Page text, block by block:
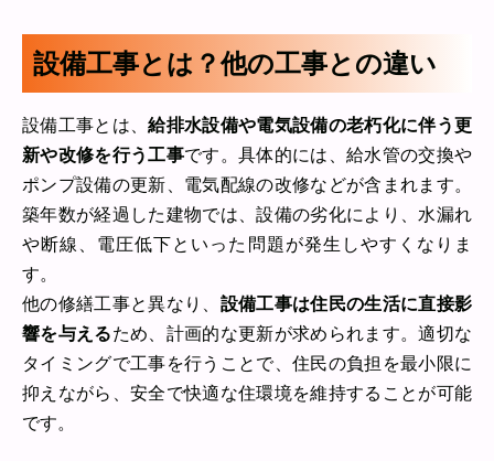
設備工事とは？他の工事との違い
設備工事とは、給排水設備や電気設備の老朽化に伴う更
新や改修を行う工事です。具体的には、給水管の交換や
ポンプ設備の更新、電気配線の改修などが含まれます。
築年数が経過した建物では、設備の劣化により、水漏れ
や断線、電圧低下といった問題が発生しやすくなりま
す。
他の修繕工事と異なり、 設備工事は住民の生活に直接影
響を与えるため、計画的な更新が求められます。適切な
タイミングで工事を行うことで、住民の負担を最小限に
抑えながら、安全で快適な住環境を維持することが可能
です。